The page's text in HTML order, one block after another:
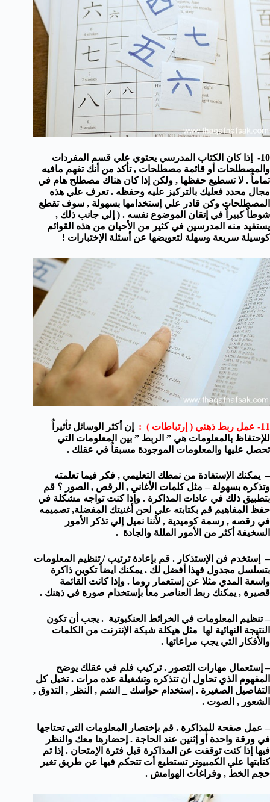
10- إذا كان الكتاب المدرسي يحتوي علي قسم المفردات
والمصطلحات أو قائمة مصطلحات , تأكد من أنك تفهم مافيه
تماماٌ . لا تسطيع حفظها , ولكن إذا كان هناك مصطلح هام في
مجال محدد فعليك بالتركيز عليه وحفظه . تعرف علي هذه
المصطلحات وكن قادر علي إستخدامها بسهولة , سوف تقطع
شوطاٌ كبيراٌ في إتقان الموضوع نفسه . ( إلي جانب ذلك ,
يستفيد منه المدرسين في كثير من الأحيان من هذه القوائم
كوسيلة سريعة وسهلة لتعويضها عن أسئلة الإختبارات !
11- عمل ربط ذهني ( إرتباطات ) :
إن أكثر الوسائل تأثيراٌ
للإحتفاظ بالمعلومات هي ” الربط ” بين المعلومات التي
تحصل عليها والمعلومات الموجودة مسبقاٌ في عقلك .
– يمكنك الإستفادة من نمطك التعليمي , فكر فيما تعلمته
وتذكره بسهولة – مثل كلمات الأغاني , الرقص , الصور ؟ قم
بتطبيق ذلك في عادات المذاكرة . وإذا كنت تواجه مشكلة في
حفظ المفاهيم قم بكتابته علي لحن أغنيتك المفضلة, تصميمه
في رقصه , رسمة كوميدية , لأننا نميل إلي تذكر الأمور
السخيفة أكثر من الأمور المللة والجادة .
– إستخدم فن الإستذكار . قم بإعادة ترتيب / تنظيم المعلومات
بتسلسل مجدول فهذا أفضل لك . يمكنك ايضاٌ تكوين ذاكرة
واسعة المدي مثلا عن إستعمار روما . وإذا كانت القائمة
قصيرة , يمكنك ربط العناصر معاٌ بإستخدام صورة في ذهنك .
– تنظيم المعلومات في الخرائط العنكبوتية . يجب أن تكون
النتيجة النهائية لها مثل هيكلة شبكة الإنترنت من الكلمات
والأفكار التي يجب مراعاتها .
– إستعمال مهارات التصور . تركيب فلم في عقلك يوضح
المفهوم الذي تحاول أن تتذكره وتشغيلة عده مرات . تخيل كل
التفاصيل الصغيرة . إستخدام حواسك _ الشم , النظر , التذوق ,
الشعور , الصوت .
– عمل صفحة للمذاكرة . قم بإختصار المعلومات التي تحتاجها
في ورقة واحدة أو إثنين عند الحاجة . إحضارها معك والنظر
فيها إذا كنت توقفت عن المذاكرة قبل فترة الإمتحان . إذا تم
كتابتها علي الكمبيوتر تستطيع أت تتحكم فيها عن طريق تغير
حجم الخط , وفراغات الهوامش .